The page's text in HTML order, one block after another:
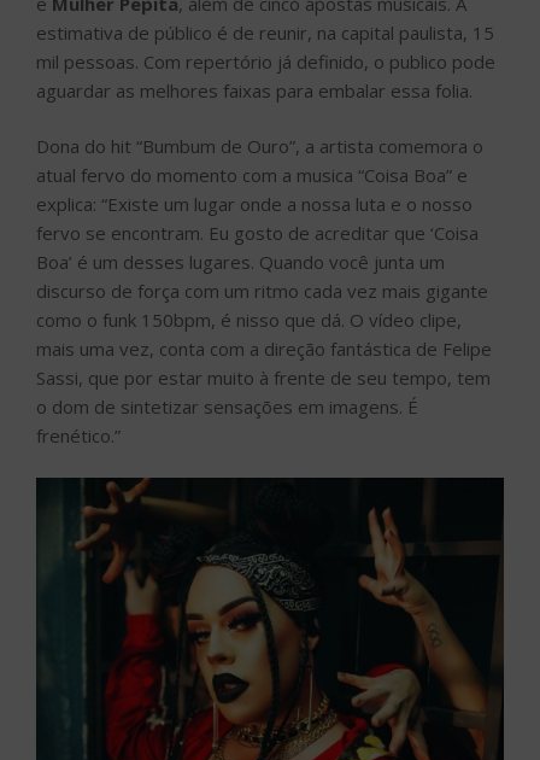
estimativa de público é de reunir, na capital paulista, 15
mil pessoas. Com repertório já definido, o publico pode
aguardar as melhores faixas para embalar essa folia.
Dona do hit “Bumbum de Ouro”, a artista comemora o
atual fervo do momento com a musica “Coisa Boa” e
explica: “Existe um lugar onde a nossa luta e o nosso
fervo se encontram. Eu gosto de acreditar que ‘Coisa
Boa’ é um desses lugares. Quando você junta um
discurso de força com um ritmo cada vez mais gigante
como o funk 150bpm, é nisso que dá. O vídeo clipe,
mais uma vez, conta com a direção fantástica de Felipe
Sassi, que por estar muito à frente de seu tempo, tem
o dom de sintetizar sensações em imagens. É
frenético.”